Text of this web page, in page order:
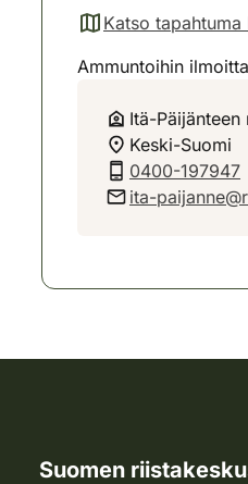
Katso tapahtuma
(avautuu uuteen
Ammuntoihin
Itä-
Keski-Suomi
0400-197947
ita-
Suomen